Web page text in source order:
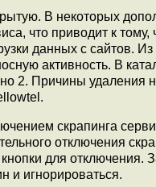
В некоторых
что приводит к тому,
данных с сайтов. Из
активность. В
2. Причины удаления
скрапинга
отключения
для отключения.
и игнорироваться.